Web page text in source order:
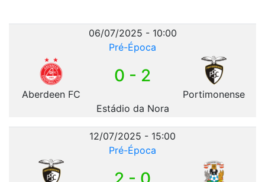
06/07/2025 - 10:00
Pré-Época
Aberdeen FC
0 - 2
Portimonense
Estádio da Nora
12/07/2025 - 15:00
Pré-Época